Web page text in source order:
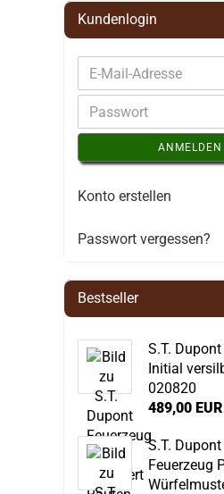
Kundenlogin
ANMELDEN
Konto erstellen
Passwort vergessen?
Bestseller
S.T.
Initial
020820
489,00 EUR
S.T.
Feuerzeug